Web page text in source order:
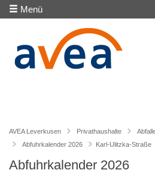
Menü
AVEA Leverkusen Privathaushalte
Abfuhrkalender 2026
Karl-Ulitzka-Straße
Abfuhrkalender 2026